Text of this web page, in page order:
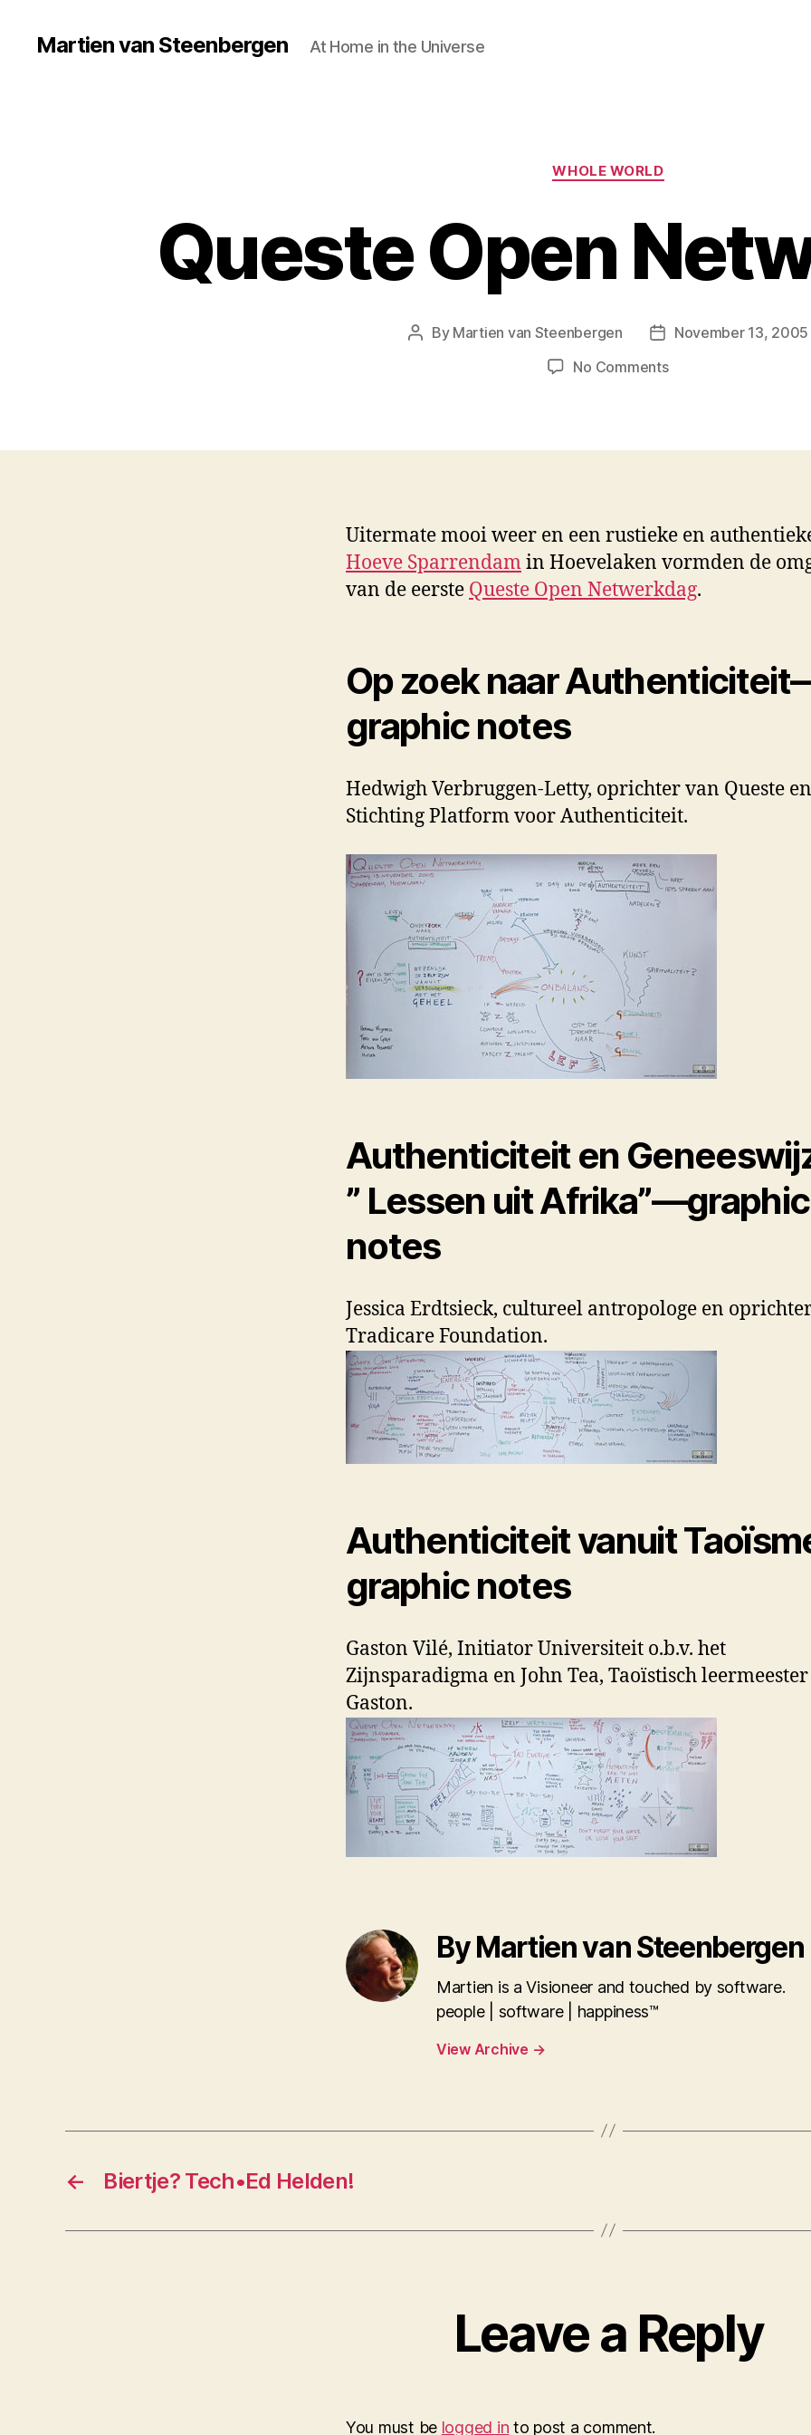
Martien van Steenbergen At Home in the Universe
Categories
WHOLE WORLD
Queste Open
Post
By Martien van Steenbergen
PostNovember 13, 2005
No Commentson
Uitermate mooi weer en een rustieke en
Hoeve Sparrendamin Hoevelaken vormden de
van de eerste Queste Open Netwerkdag.
Op zoek naar
graphic notes
Hedwigh Verbruggen-Letty, oprichter van Queste en
Stichting Platform voor Authenticiteit.
Authenticiteit en
” Lessen uit Afrika”—graphic
notes
Jessica Erdtsieck, cultureel antropologe en
Tradicare Foundation.
Authenticiteit vanuit
graphic notes
Gaston Vilé, Initiator Universiteit o.b.v. het
Zijnsparadigma en John Tea, Taoïstisch
Gaston.
By Martien van Steenbergen
Martien is a Visioneer and touched by software.
people | software | happiness™
View Archive →
← Biertje? Tech•Ed Helden!
Leave a Reply
You must be logged in to post a comment.